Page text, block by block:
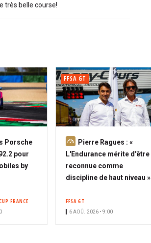
très belle course!
Porsche
pour
by
FRANCE
FFSA GT
A
b
o
n
é
Pierre Ragues : «
L'Endurance mérite d'être
reconnue comme
discipline de haut niveau »
FFSA GT
6 AOÛ. 2026 • 9:00